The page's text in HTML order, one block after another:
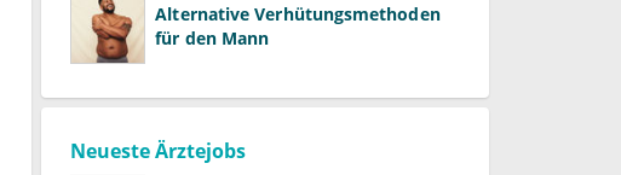
Alternative Verhütungsmethoden
für den Mann
Neueste Ärztejobs